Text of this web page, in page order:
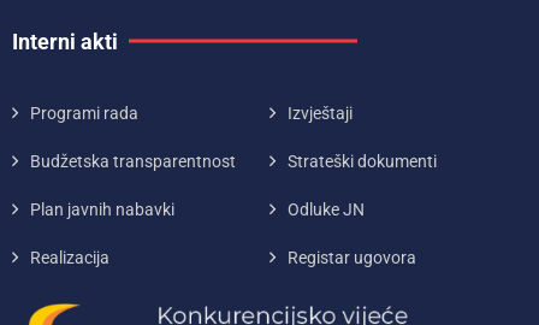
Interni akti
Programi rada Izvještaji
Budžetska transparentnost Strateški dokumenti
Plan javnih nabavki Odluke JN
Realizacija Registar ugovora